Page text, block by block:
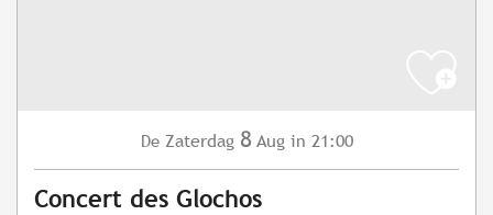
De Zaterdag 8 Aug in 21:00
Concert des Glochos